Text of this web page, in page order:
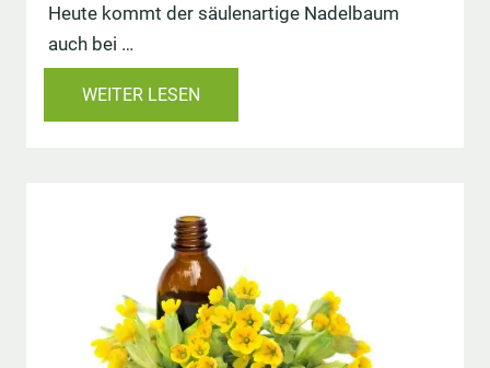
Heute kommt der säulenartige Nadelbaum
auch bei …
WEITER LESEN